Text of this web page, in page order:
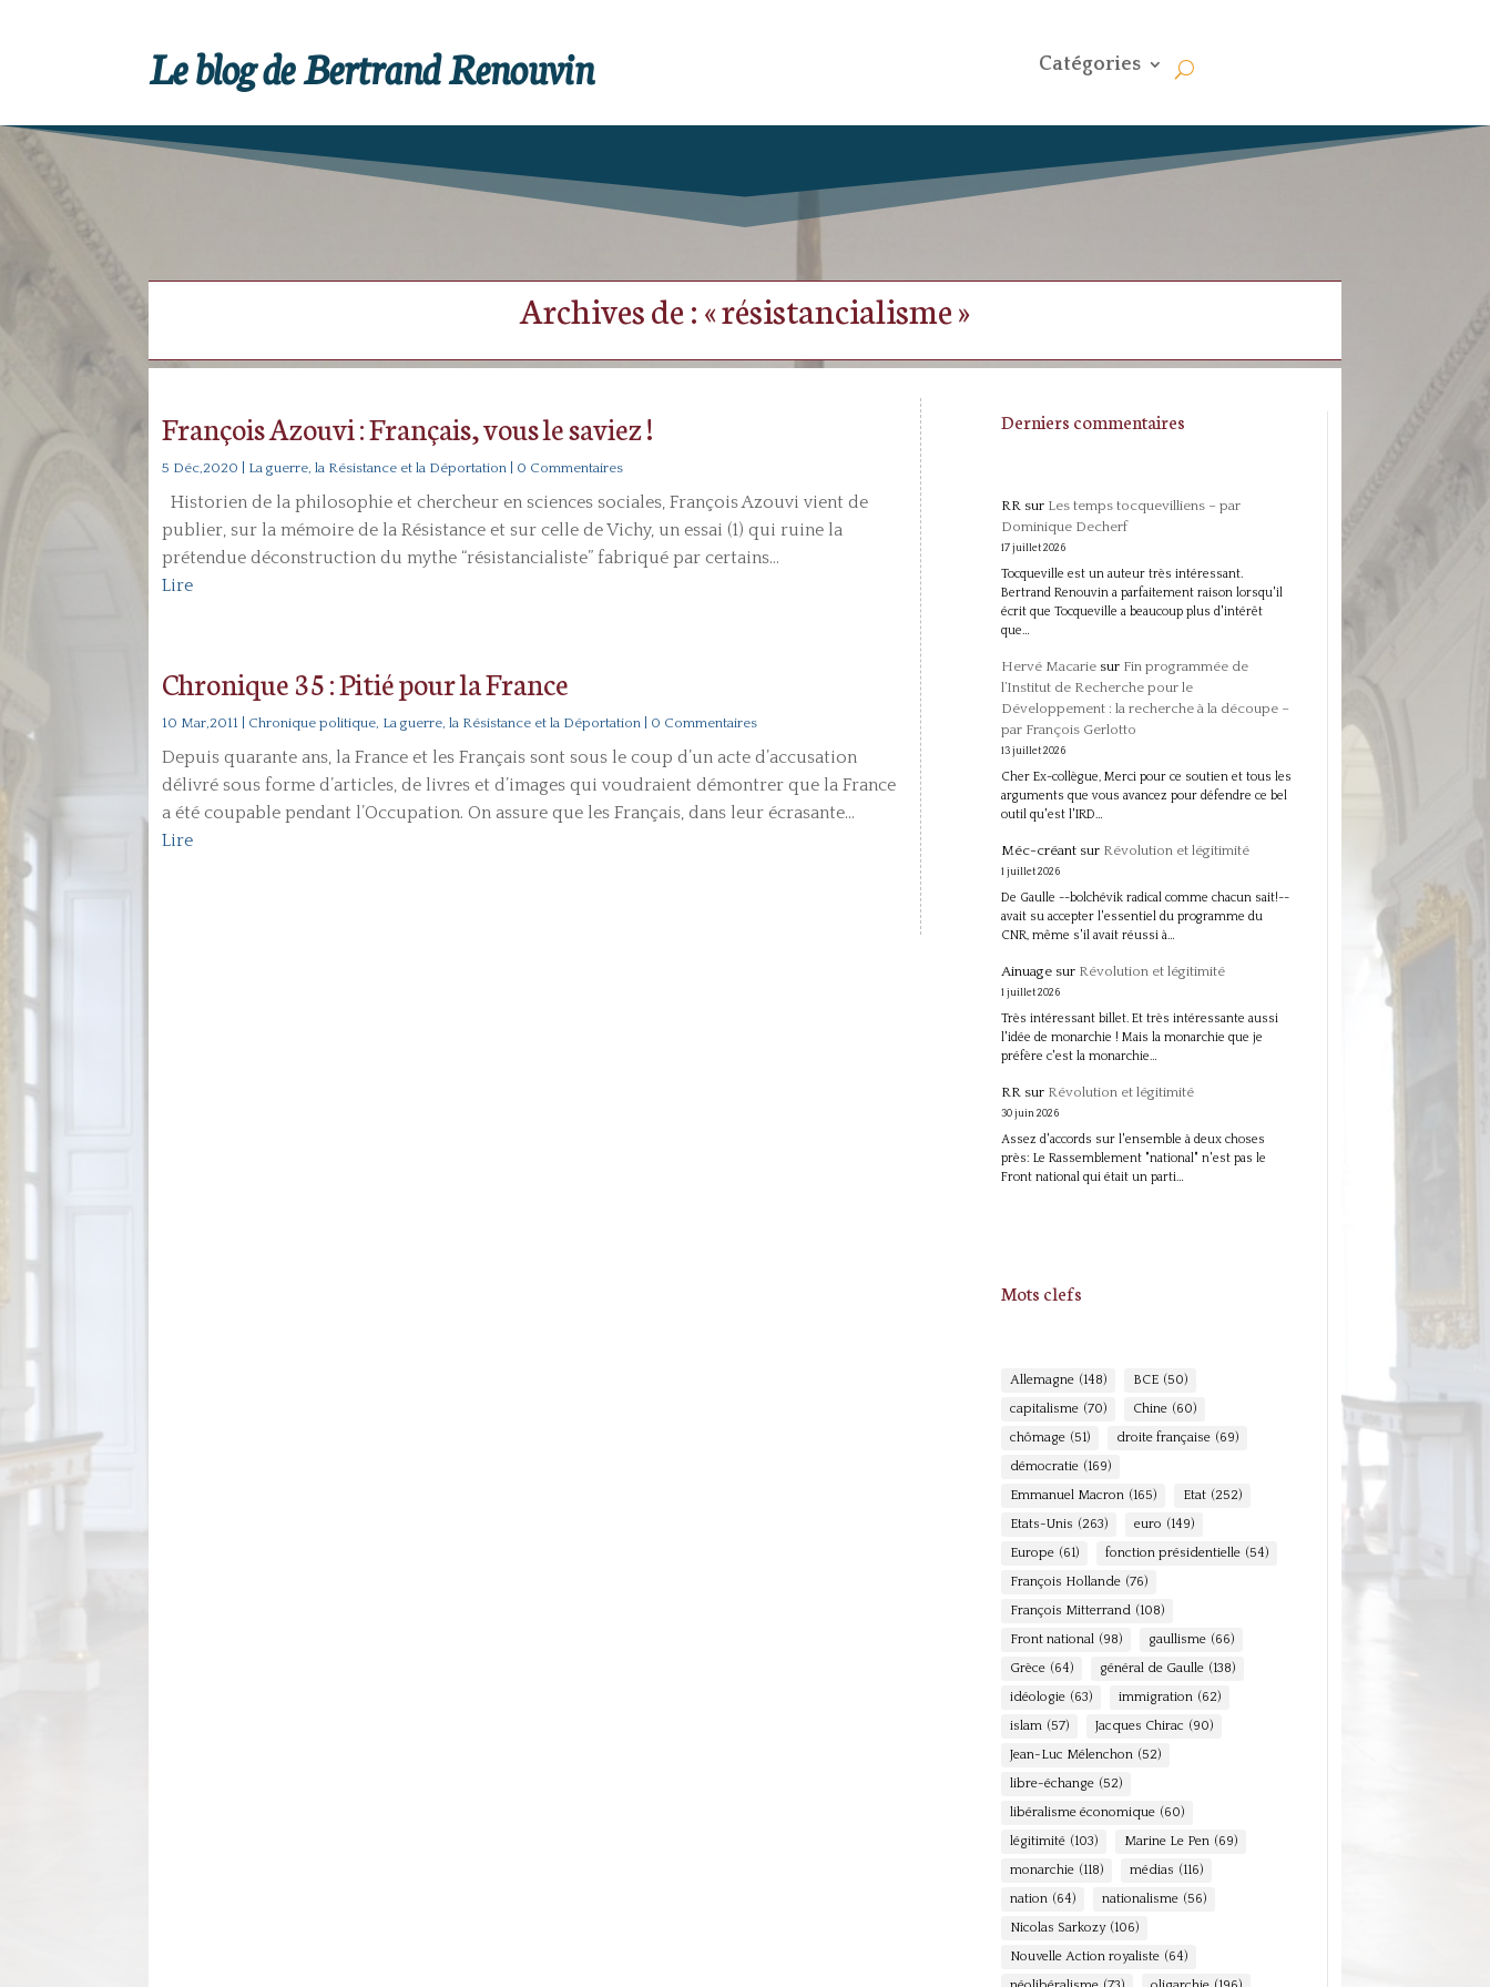
Le blog de Bertrand Renouvin Catégories
Archives de : « résistancialisme »
François Azouvi : Français, vous le saviez !
5 Déc,2020 La guerre, la Résistance et la Déportation | 0 Commentaires
Historien de la philosophie et chercheur en sciences sociales, François Azouvi vient de
publier, sur la mémoire de la Résistance et sur celle de Vichy, un essai (1) qui ruine la
prétendue déconstruction du mythe “résistancialiste” fabriqué par certains...
Lire
Chronique 35 : Pitié pour la France
10 Mar,2011 Chronique politique La guerre, la Résistance et la Déportation | 0 Commentaires
Depuis quarante ans, la France et les Français sont sous le coup d’un acte d’accusation
délivré sous forme d’articles, de livres et d’images qui voudraient démontrer que la France
a été coupable pendant l’Occupation. On assure que les Français, dans leur écrasante...
Lire
Derniers commentaires
RRsur Les temps tocquevilliens – par
Dominique Decherf
17 juillet 2026
Tocqueville est un auteur très intéressant.
Bertrand Renouvin a parfaitement raison lorsqu'il
écrit que Tocqueville a beaucoup plus d'intérêt
que…
Hervé Macariesur Fin programmée de
l’Institut de Recherche pour le
Développement : la recherche à la découpe –
par François Gerlotto
13 juillet 2026
Cher Ex-collègue, Merci pour ce soutien et tous les
arguments que vous avancez pour défendre ce bel
outil qu'est l'IRD…
Méc-créantsur Révolution et légitimité
1 juillet 2026
De Gaulle --bolchévik radical comme chacun sait!--
avait su accepter l'essentiel du programme du
CNR, même s'il avait réussi à…
Ainuagesur Révolution et légitimité
1 juillet 2026
Très intéressant billet. Et très intéressante aussi
l'idée de monarchie ! Mais la monarchie que je
préfère c'est la monarchie…
RRsur Révolution et légitimité
30 juin 2026
Assez d'accords sur l'ensemble à deux choses
près: Le Rassemblement "national" n'est pas le
Front national qui était un parti…
Mots clefs
Allemagne (148) BCE (50)
capitalisme (70) Chine (60)
chômage (51) droite française (69)
démocratie (169)
Emmanuel Macron (165) Etat (252)
Etats-Unis (263) euro (149)
Europe (61) fonction présidentielle (54)
François Hollande (76)
François Mitterrand (108)
Front national (98) gaullisme (66)
Grèce (64) général de Gaulle (138)
idéologie (63) immigration (62)
islam (57) Jacques Chirac (90)
Jean-Luc Mélenchon (52)
libre-échange (52)
libéralisme économique (60)
légitimité (103) Marine Le Pen (69)
monarchie (118) médias (116)
nation (64) nationalisme (56)
Nicolas Sarkozy (106)
Nouvelle Action royaliste (64)